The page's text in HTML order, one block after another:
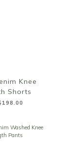
Knee
Shorts